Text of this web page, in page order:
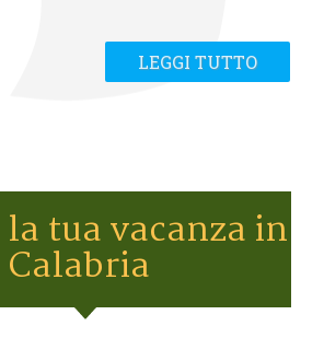
LEGGI TUTTO
tua vacanza in
Calabria